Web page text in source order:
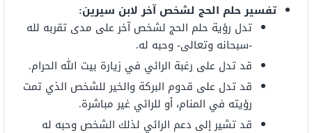
تفسير حلم الحج لشخص آخر لابن سيرين:
تدل رؤية حلم الحج لشخص آخر على مدى تقربه لله
-سبحانه وتعالى- وحبه له.
قد تدل على رغبة الرائي في زيارة بيت الله الحرام.
قد تدل على قدوم البركة والخير للشخص الذي تمت
رؤيته في المنام، أو للرائي غير مباشرة.
قد تشير إلى دعم الرائي لذلك الشخص وحبه له